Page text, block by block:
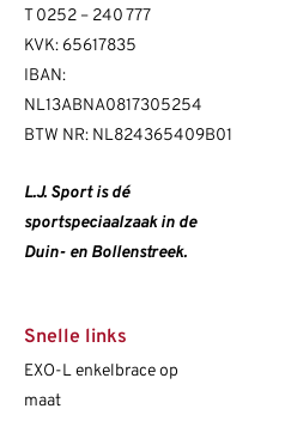
T0252 – 240 777
KVK: 65617835
IBAN:
NL13ABNA0817305254
BTW NR: NL824365409B01
L.J. Sport is dé
sportspeciaalzaak in de
Duin- en Bollenstreek.
Snelle links
EXO-L enkelbrace op
maat